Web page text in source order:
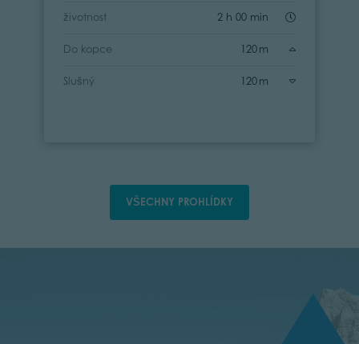
životnost 2 h 00 min
Do kopce 120 m
Slušný 120 m
VŠECHNY PROHLÍDKY